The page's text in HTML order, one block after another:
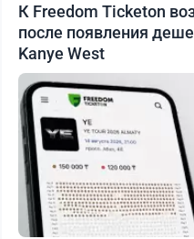
К Freedom Ticketon
после появления
Kanye West